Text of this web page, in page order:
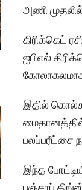
அணி முதலில்
கிரிக்கெட்
ஐபிஎல்
இதில்
பலப்பரீட்சை
இந்த